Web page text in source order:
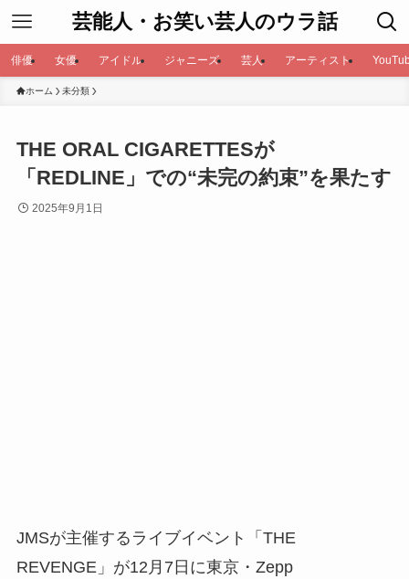
芸能人・お笑い芸人のウラ話
俳優 女優 アイドル ジャニーズ 芸人 アーティスト
ホーム 未分類
THE ORAL CIGARETTESが
「REDLINE」での“未完の約束”を果たす
2025年9月1日
JMSが主催するライブイベント「THE
REVENGE」が12月7日に東京・Zepp